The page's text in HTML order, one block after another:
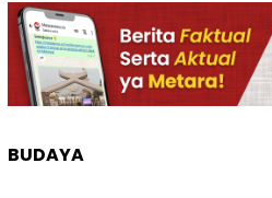
BUDAYA